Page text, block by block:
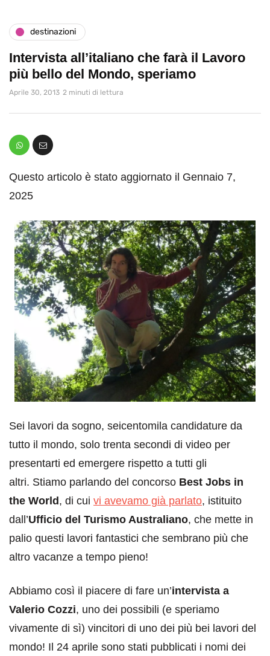
destinazioni
Intervista all’italiano che farà il Lavoro
più bello del Mondo, speriamo
Aprile 30, 2013 2 minuti di lettura
Questo articolo è stato aggiornato il Gennaio 7,
2025
Sei lavori da sogno, seicentomila candidature da
tutto il mondo, solo trenta secondi di video per
presentarti ed emergere rispetto a tutti gli
altri. Stiamo parlando del concorso Best Jobs in
the World, di cui vi avevamo già parlato, istituito
dall’Ufficio del Turismo Australiano, che mette in
palio questi lavori fantastici che sembrano più che
altro vacanze a tempo pieno!
Abbiamo così il piacere di fare un’intervista a
Valerio Cozzi, uno dei possibili (e speriamo
vivamente di sì) vincitori di uno dei più bei lavori del
mondo! Il 24 aprile sono stati pubblicati i nomi dei